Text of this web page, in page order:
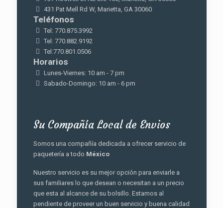
the
product
431 Pat Mell Rd W, Marietta, GA 30060
Teléfonos
Tel: 770.875.3992
Tel: 770.882.9192
Tel:770.801.0506
Horarios
Lunes-Viernes: 10 am - 7 pm
Sabado-Domingo: 10 am - 6 pm
Su Compañía Local de Envios
Somos una compañía dedicada a ofrecer servicio de
paquetería a todo México
Nuestro servicio es su mejor opción para enviarle a
sus familiares lo que desean o necesitan a un precio
que esta al alcance de su bolsillo. Estamos al
pendiente de proveer un buen servicio y buena calidad